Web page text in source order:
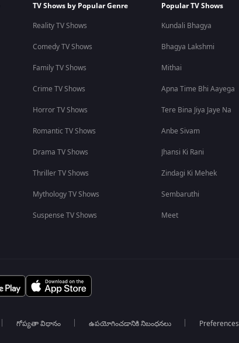
TV Shows by Popular Genre
Reality TV Shows
Comedy TV Shows
Family TV Shows
Crime TV Shows
Horror TV Shows
Romantic TV Shows
Drama TV Shows
Thriller TV Shows
Mythology TV Shows
Suspense TV Shows
Popular TV Shows
Kundali Bhagya
Bhagya Lakshmi
Mithai
Apna Time Bhi Aayega
Tere Bina Jiya Jaye Na
Anbe Sivam
Jhansi Ki Rani
Zindagi Ki Mehek
Sembaruthi
Meet
గోప్యతా విధానం ఉపయోగించడానికి నిబంధనలు Preferences